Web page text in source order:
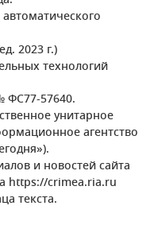
2023 г.)
технологий
ФС77-57640.
унитарное
агентство
и новостей сайта
https://crimea.ria.ru
текста.